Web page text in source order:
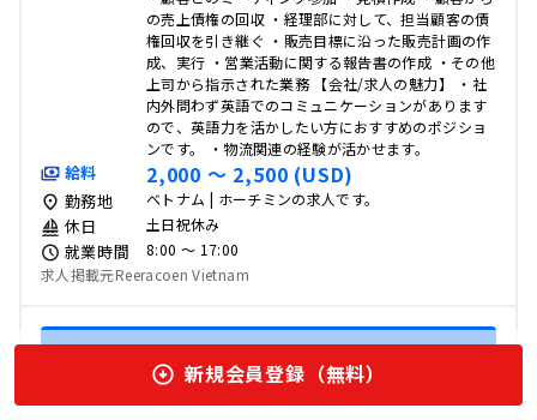
の売上債権の回収 ・経理部に対して、担当顧客の債
権回収を引き継ぐ ・販売目標に沿った販売計画の作
成、実行 ・営業活動に関する報告書の作成 ・その他
上司から指示された業務 【会社/求人の魅力】 ・社
内外問わず英語でのコミュニケーションがあります
ので、英語力を活かしたい方におすすめのポジショ
ンです。 ・物流関連の経験が活かせます。
給料 2,000 〜 2,500 (USD)
勤務地 ベトナム | ホーチミンの求人です。
休日 土日祝休み
就業時間
8:00 〜 17:00
求人掲載元Reeracoen Vietnam
この海外の求人案件を見る
新規会員登録（無料）